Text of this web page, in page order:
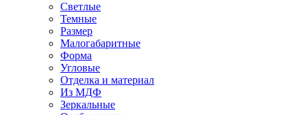
Светлые
Темные
Размер
Малогабаритные
Форма
Угловые
Отделка и материал
Из МДФ
Зеркальные